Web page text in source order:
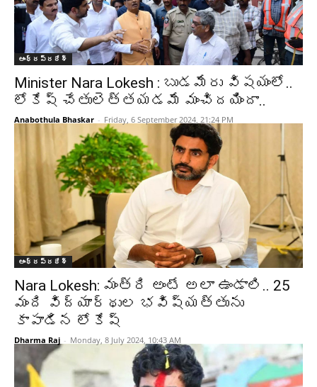
ఆంధ్రప్రదేశ్‌
Minister Nara Lokesh : బుడమేరు విషయంలో..
లోకేష్ చేతులెత్తయడమే మంచిదయిందా..
Anabothula Bhaskar - Friday, 6 September 2024, 21:24 PM
ఆంధ్రప్రదేశ్‌
Nara Lokesh: మంత్రి అంటే అలా ఉండాలి.. 25
మంది విద్యార్థుల భవిష్యత్తును
కాపాడిన లోకేష్
Dharma Raj - Monday, 8 July 2024, 10:43 AM